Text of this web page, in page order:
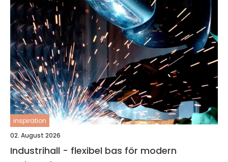
inspiration
02. August 2026
Industrihall - flexibel bas för modern